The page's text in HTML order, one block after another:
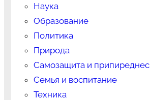
Наука
Образование
Политика
Природа
Самозащита и припиреднес
Семья и воспитание
Техника